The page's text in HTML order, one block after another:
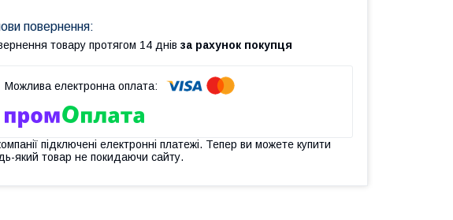
товару протягом 14 днів за рахунок покупця
підключені електронні платежі. Тепер ви можете купити
який товар не покидаючи сайту.